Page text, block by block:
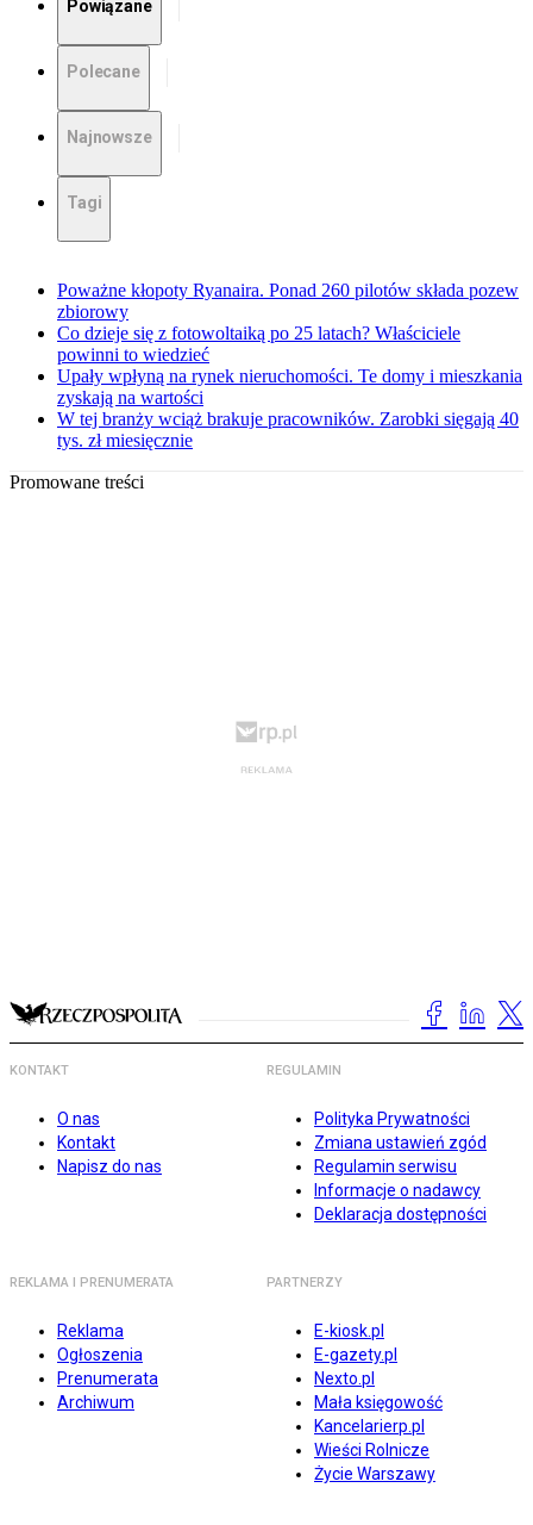
Powiązane
Polecane
Najnowsze
Tagi
Poważne kłopoty Ryanaira. Ponad 260 pilotów składa pozew
zbiorowy
Co dzieje się z fotowoltaiką po 25 latach? Właściciele
powinni to wiedzieć
Upały wpłyną na rynek nieruchomości. Te domy i mieszkania
zyskają na wartości
W tej branży wciąż brakuje pracowników. Zarobki sięgają 40
tys. zł miesięcznie
Promowane treści
KONTAKT
O nas
Kontakt
Napisz do nas
REGULAMIN
Polityka Prywatności
Zmiana ustawień zgód
Regulamin serwisu
Informacje o nadawcy
Deklaracja dostępności
REKLAMA I PRENUMERATA
Reklama
Ogłoszenia
Prenumerata
Archiwum
PARTNERZY
E-kiosk.pl
E-gazety.pl
Nexto.pl
Mała księgowość
Kancelarierp.pl
Wieści Rolnicze
Życie Warszawy